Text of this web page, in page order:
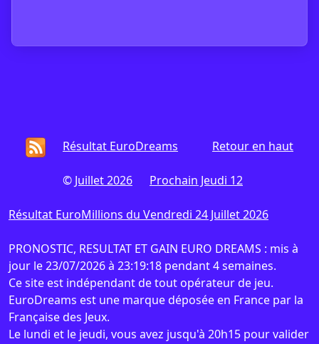
Retour en haut
Résultat EuroDreams
© Juillet 2026 Prochain Jeudi 12
Résultat EuroMillions du Vendredi 24 Juillet 2026
PRONOSTIC, RESULTAT ET GAIN EURO DREAMS : mis à
jour le 23/07/2026 à 23:19:18 pendant 4 semaines.
Ce site est indépendant de tout opérateur de jeu.
EuroDreams est une marque déposée en France par la
Française des Jeux.
Le lundi et le jeudi, vous avez jusqu'à 20h15 pour valider